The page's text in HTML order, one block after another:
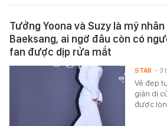
Tưởng Yoona và Suzy là mỹ
Baeksang, ai ngờ đâu còn có
fan được dịp rửa mắt
Vẻ đẹp
giản dị
được
STAR - 3